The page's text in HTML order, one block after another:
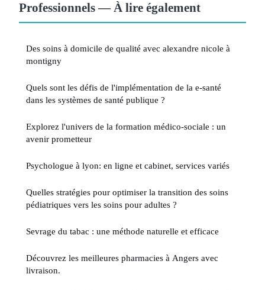
Professionnels — À lire également
Des soins à domicile de qualité avec alexandre nicole à
montigny
Quels sont les défis de l'implémentation de la e-santé
dans les systèmes de santé publique ?
Explorez l'univers de la formation médico-sociale : un
avenir prometteur
Psychologue à lyon: en ligne et cabinet, services variés
Quelles stratégies pour optimiser la transition des soins
pédiatriques vers les soins pour adultes ?
Sevrage du tabac : une méthode naturelle et efficace
Découvrez les meilleures pharmacies à Angers avec
livraison.